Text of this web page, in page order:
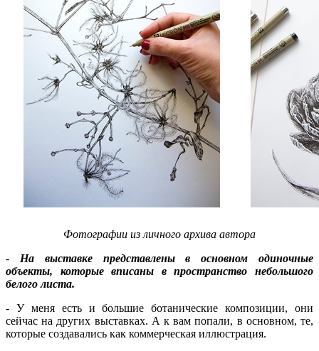
Фотографии из личного архива автора
- На выставке представлены в основном одиночные
объекты, которые вписаны в пространство небольшого
белого листа.
- У меня есть и большие ботанические композиции, они
сейчас на других выставках. А к вам попали, в основном, те,
которые создавались как коммерческая иллюстрация.